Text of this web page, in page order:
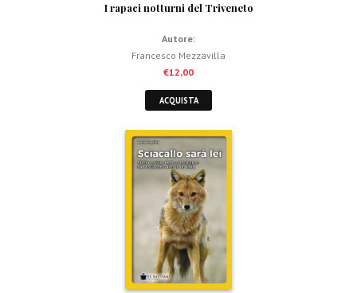
I rapaci notturni del Triveneto
Autore:
Francesco Mezzavilla
€12,00
ACQUISTA